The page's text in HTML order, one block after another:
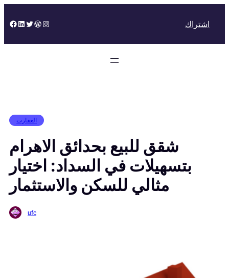
to
Facebook
LinkedIn
Twitter
WordPress
Instagram اشتراك
العقارت
شقق للبيع بحدائق الاهرام
بتسهيلات في السداد: اختيار
مثالي للسكن والاستثمار
ufc